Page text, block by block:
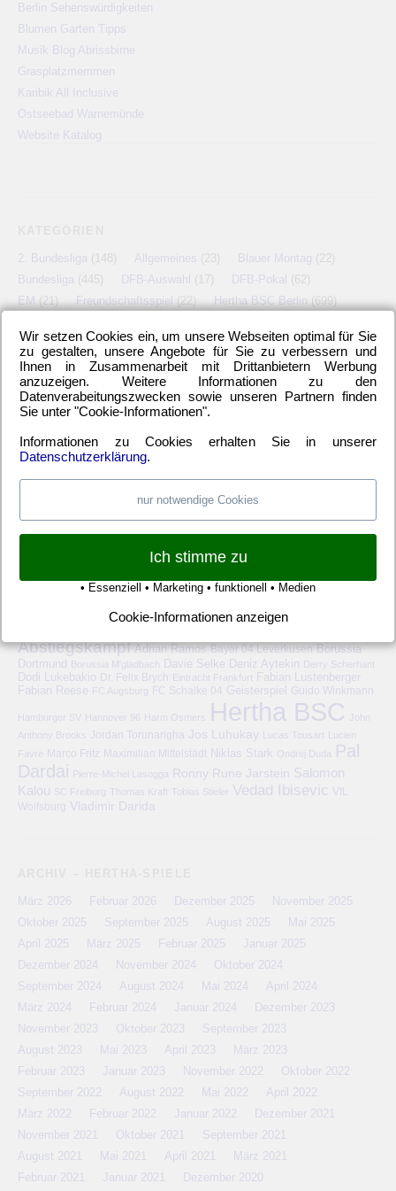
Berlin Sehenswürdigkeiten
Blumen Garten Tipps
Musik Blog Abrissbirne
Grasplatzmemmen
Karibik All Inclusive
Ostseebad Warnemünde
Website Katalog
2. Bundesliga (148) Allgemeines (23) Blauer Montag (22)
Bundesliga (445) DFB-Auswahl (17) DFB-Pokal (62)
EM (21) Freundschaftsspiel (22) Hertha BSC Berlin (699)
UEFA Europa League(22) UEFA-Cup(12)
META
Anmelden Eintrags-Feed Kommentar-Feed WordPress.org
Abstiegskampf Adrian Ramos Bayer 04 Leverkusen Borussia
Dortmund
Borussia M'gladbach Davie Selke Deniz Aytekin Derry Scherhant
Dodi Lukebakio Dr. Felix Brych Eintracht Frankfurt
Fabian Lustenberger
Fabian Reese
FC Augsburg FC Schalke 04 Geisterspiel Guido Winkmann
Hamburger SV Hannover 96 Harm Osmers Hertha BSC
John
Anthony Brooks
Jordan Torunarigha Jos Luhukay Lucas Tousart
Lucien
Favre
Marco Fritz Maximilian Mittelstädt Niklas Stark Ondrej Duda Pal
Dardai
Pierre-Michel Lasogga Ronny Rune Jarstein Salomon
Kalou SC Freiburg Thomas Kraft Tobias Stieler Vedad Ibisevic
VfL
Wolfsburg
Vladimir Darida
März 2026 Februar 2026 Dezember 2025
November 2025
Oktober 2025
September 2025 August 2025
Mai 2025
April 2025
März 2025 Februar 2025
Januar 2025
Dezember 2024
November 2024
Oktober 2024
September 2024
August 2024 Mai 2024
April 2024
März 2024
Februar 2024 Januar 2024
Dezember 2023
November 2023
Oktober 2023
September 2023
August 2023
Mai 2023 April 2023
März 2023
Februar 2023
Januar 2023 November 2022
Oktober 2022
September 2022
August 2022 Mai 2022
April 2022
März 2022
Februar 2022 Januar 2022
Dezember 2021
November 2021
Oktober 2021
September 2021
August 2021
Mai 2021 April 2021
März 2021
Februar 2021
Januar 2021
Dezember 2020
Wir setzen Cookies ein, um unsere Webseiten optimal für Sie
zu gestalten, unsere Angebote für Sie zu verbessern und
Ihnen in Zusammenarbeit mit Drittanbietern Werbung
anzuzeigen. Weitere Informationen zu den
Datenverabeitungszwecken sowie unseren Partnern finden
Sie unter "Cookie-Informationen".
Informationen zu Cookies erhalten Sie in unserer
Datenschutzerklärung.
nur notwendige Cookies
Ich stimme zu
• Essenziell • Marketing • funktionell • Medien
Cookie-Informationen anzeigen